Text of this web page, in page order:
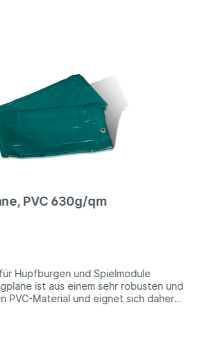
PVC 630g/qm
Hüpfburgen und Spielmodule
ist aus einem sehr robusten und
PVC-Material und eignet sich daher